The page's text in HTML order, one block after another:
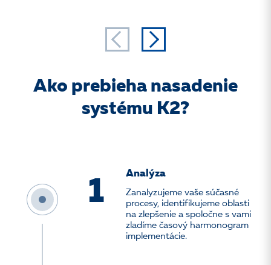
Ako prebieha nasadenie
systému K2?
1
Analýza
Zanalyzujeme vaše súčasné
procesy, identifikujeme oblasti
na zlepšenie a spoločne s vami
zladíme časový harmonogram
implementácie.